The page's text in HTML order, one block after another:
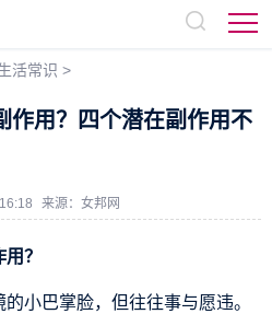
活常识 >
作用？四个潜在副作用不
来源： 女邦网
？
小巴掌脸，但往往事与愿违。